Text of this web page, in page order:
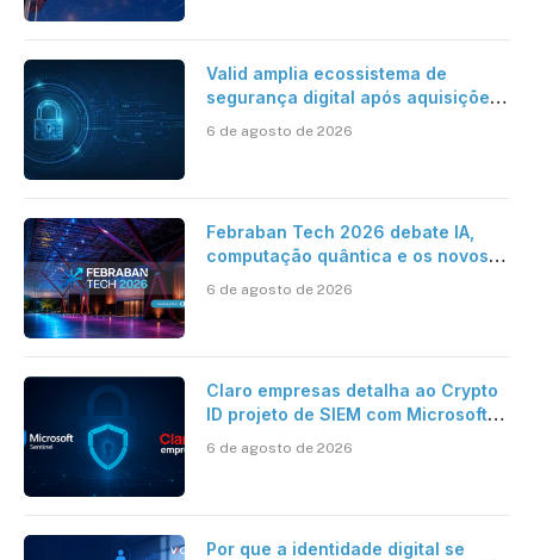
Valid amplia ecossistema de
segurança digital após aquisições
6 de agosto de 2026
Febraban Tech 2026 debate IA,
computação quântica e os novos
6 de agosto de 2026
Claro empresas detalha ao Crypto
ID projeto de SIEM com Microsoft
automatizada
6 de agosto de 2026
Por que a identidade digital se